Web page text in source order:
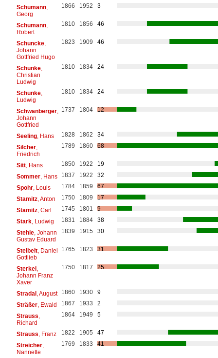
Schumann,
Georg
1866 1952 3
Schumann,
Robert
1810 1856 46
Schuncke,
Johann
Gottfried Hugo
1823 1909 46
Schunke,
Christian
Ludwig
1810 1834 24
Schunke,
Ludwig
1810 1834 24
Schwanberger,
Johann
Gottfried
1737 1804 12
Seeling, Hans 1828 1862
34
Silcher,
Friedrich
1789 1860 68
Sitt, Hans 1850 1922
19
Sommer, Hans 1837 1922
32
Spohr, Louis 1784 1859
67
Stamitz, Anton 1750 1809
17
Stamitz, Carl 1745 1801
9
Stark, Ludwig 1831 1884
38
Stehle, Johann
Gustav Eduard
1839 1915 30
Steibelt, Daniel
Gottlieb
1765 1823 31
Sterkel,
Johann Franz
Xaver
1750 1817 25
Stradal, August 1860 1930
9
Sträßer, Ewald 1867 1933
2
Strauss
Richard
1864 1949 5
Strauss , Franz 1822 1905
47
Streicher,
Nannette
1769 1833 41